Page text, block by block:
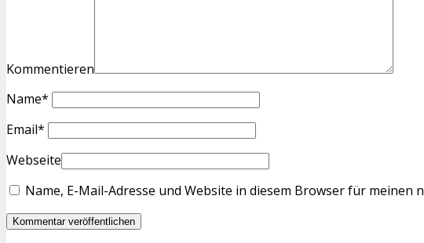
Kommentieren
Name*
Email*
Webseite
Name, E-Mail-Adresse und Website in diesem Browser für meinen